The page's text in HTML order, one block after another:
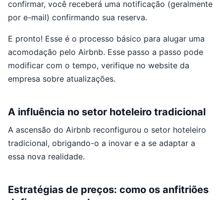
confirmar, você receberá uma notificação (geralmente
por e-mail) confirmando sua reserva.
E pronto! Esse é o processo básico para alugar uma
acomodação pelo Airbnb. Esse passo a passo pode
modificar com o tempo, verifique no website da
empresa sobre atualizações.
A influência no setor hoteleiro tradicional
A ascensão do Airbnb reconfigurou o setor hoteleiro
tradicional, obrigando-o a inovar e a se adaptar a
essa nova realidade.
Estratégias de preços: como os anfitriões